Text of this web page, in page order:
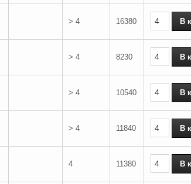
> 4 16380
> 4 8230
> 4 10540
> 4 11840
4 11380